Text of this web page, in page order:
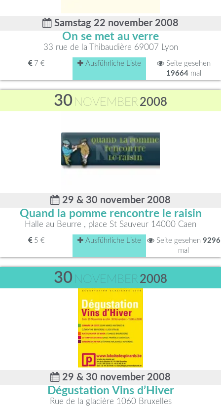
Samstag 22 november 2008
On se met au verre
33 rue de la Thibaudière 69007 Lyon
7 € Ausführliche Liste
Seite gesehen
19664mal
30 NOVEMBER2008
29 & 30 november 2008
Quand la pomme rencontre le raisin
Halle au Beurre , place St Sauveur 14000 Caen
5 € Ausführliche Liste Seite gesehen 9296
mal
30 NOVEMBER2008
29 & 30 november 2008
Dégustation Vins d’Hiver
Rue de la glacière 1060 Bruxelles